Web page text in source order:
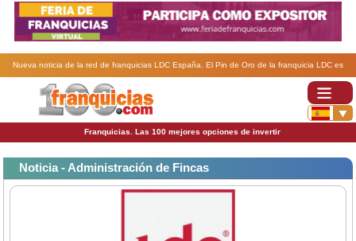
Nueva noticia de la red de franquicias LDC España. El Pin de Oro de la franquicia LDC es
otorgado al Grupo Assista.
Franquicias. Las 100 mejores opciones de invertir
Noticia - Administración de Fincas